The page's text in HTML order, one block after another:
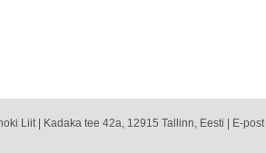
Liit | Kadaka tee 42a, 12915 Tallinn, Eesti | E-post